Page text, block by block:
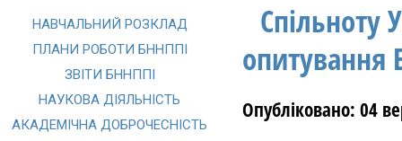
Спільноту
опитування
Опубліковано: 04
НАВЧАЛЬНИЙ РОЗКЛАД
ПЛАНИ РОБОТИ БННППІ
ЗВІТИ БННППІ
НАУКОВА ДІЯЛЬНІСТЬ
АКАДЕМІЧНА ДОБРОЧЕСНІСТЬ